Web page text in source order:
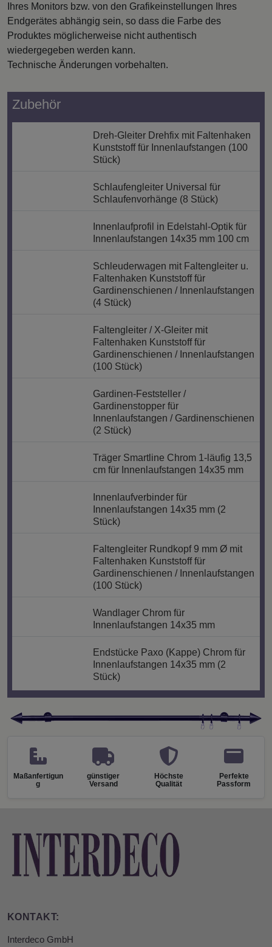
Ihres Monitors bzw. von den Grafikeinstellungen Ihres
Endgerätes abhängig sein, so dass die Farbe des
Produktes möglicherweise nicht authentisch
wiedergegeben werden kann.
Technische Änderungen vorbehalten.
Zubehör
Dreh-Gleiter Drehfix mit Faltenhaken
Kunststoff für Innenlaufstangen (100
Stück)
Schlaufengleiter Universal für
Schlaufenvorhänge (8 Stück)
Innenlaufprofil in Edelstahl-Optik für
Innenlaufstangen 14x35 mm 100 cm
Schleuderwagen mit Faltengleiter u.
Faltenhaken Kunststoff für
Gardinenschienen / Innenlaufstangen
(4 Stück)
Faltengleiter / X-Gleiter mit
Faltenhaken Kunststoff für
Gardinenschienen / Innenlaufstangen
(100 Stück)
Gardinen-Feststeller /
Gardinenstopper für
Innenlaufstangen / Gardinenschienen
(2 Stück)
Träger Smartline Chrom 1-läufig 13,5
cm für Innenlaufstangen 14x35 mm
Innenlaufverbinder für
Innenlaufstangen 14x35 mm (2
Stück)
Faltengleiter Rundkopf 9 mm Ø mit
Faltenhaken Kunststoff für
Gardinenschienen / Innenlaufstangen
(100 Stück)
Wandlager Chrom für
Innenlaufstangen 14x35 mm
Endstücke Paxo (Kappe) Chrom für
Innenlaufstangen 14x35 mm (2
Stück)
Maßanfertigun
g
günstiger
Versand
Höchste
Qualität
Perfekte
Passform
KONTAKT:
Interdeco GmbH